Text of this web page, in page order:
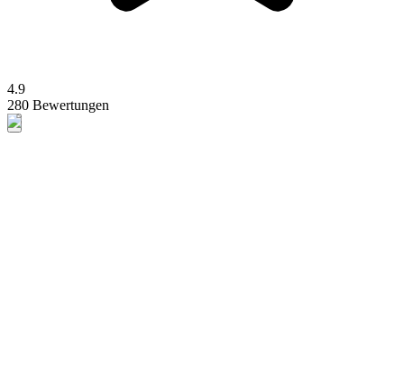
4.9
280 Bewertungen